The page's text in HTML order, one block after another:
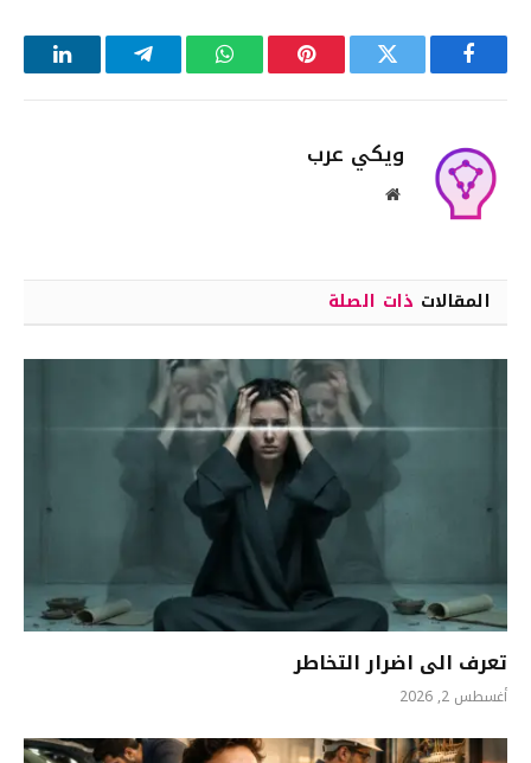
فيسبوك تويتر بينتيريستواتساب تيلقرام لينكدإن
ويكي عرب
موقع
المقالات ذات الصلة
تعرف الى اضرار التخاطر
أغسطس 2, 2026